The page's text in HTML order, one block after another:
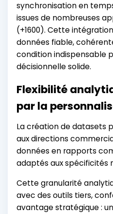
synchronisation en
issues de nombreuses
(+1600). Cette
données fiable,
condition indispensable
décisionnelle solide.
Flexibilité
par la
La création de datasets
aux directions
données en rapports
adaptés aux spécificités
Cette granularité
avec des outils tiers,
avantage stratégique :